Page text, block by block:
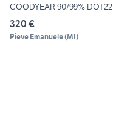
GOODYEAR 90/99% DOT22
320 €
Pieve Emanuele(MI)